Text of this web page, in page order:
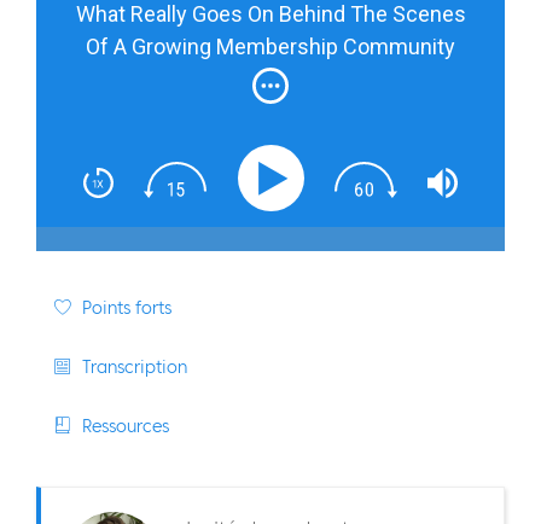
What Really Goes On Behind The Scenes
Of A Growing Membership Community
with Rachael Dietrich
Points forts
Transcription
Ressources